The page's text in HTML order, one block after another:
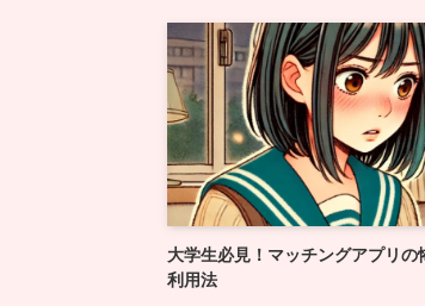
大学生必見！マッチングアプリの
利用法